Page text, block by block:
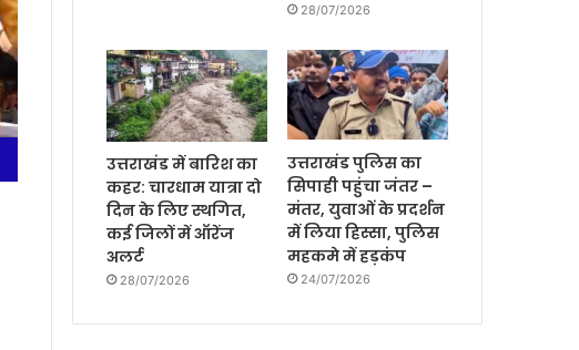
28/07/2026
उत्तराखंड में बारिश का
कहर: चारधाम यात्रा दो
दिन के लिए स्थगित,
कई जिलों में ऑरेंज
अलर्ट
28/07/2026
उत्तराखंड पुलिस का
सिपाही पहुंचा जंतर –
मंतर, युवाओं के प्रदर्शन
में लिया हिस्सा, पुलिस
महकमे में हड़कंप
24/07/2026